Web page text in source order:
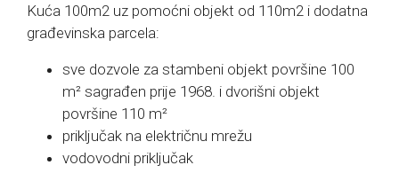
Kuća 100m2 uz pomoćni objekt od 110m2 i dodatna
građevinska parcela:
sve dozvole za stambeni objekt površine 100
m² sagrađen prije 1968. i dvorišni objekt
površine 110 m²
priključak na električnu mrežu
vodovodni priključak